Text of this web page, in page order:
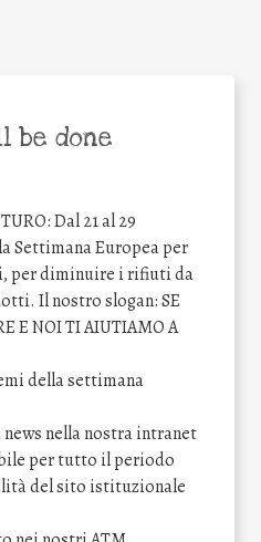
be done
Dal 21 al 29
Settimana Europea per
per diminuire i rifiuti da
Il nostro slogan: SE
E NOI TI AIUTIAMO A
della settimana
nella nostra intranet
per tutto il periodo
del sito istituzionale